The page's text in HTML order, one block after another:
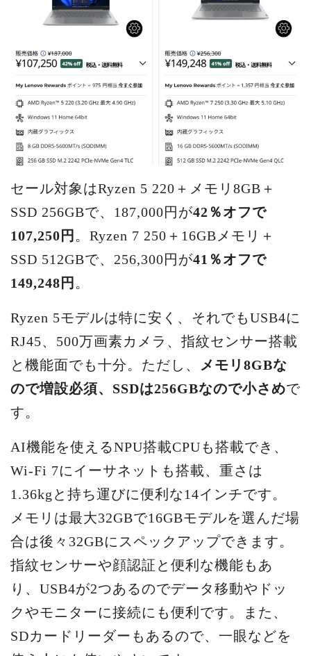
セール対象はRyzen 5 220＋メモリ8GB＋
SSD 256GBで、187,000円が42％オフで
107,250円 。Ryzen 7 250＋16GBメモリ＋
SSD 512GBで、256,300円が41％オフで
149,248円 。
Ryzen 5モデルは特に安く、それでもUSB4に
RJ45、500万画素カメラ、指紋センサー搭載
と機能面でも十分。ただし、
メモリ8GBな
ので増設必須、SSDは256GBなので小さめで
す。
AI機能を使えるNPU搭載CPUも搭載でき、
Wi-Fi 7にイーサネットも搭載、重さは
1.36kgと持ち運びに便利な14インチです。
メモリは最大32GBで16GBモデルを選んだ場
合は後々32GBにスペックアップできます。
指紋センサーや顔認証と便利な機能もあ
り、USB4が2つあるのでデータ移動やドッ
クやモニターに接続にも便利です。また、
SDカードリーダーもあるので、一眼などを